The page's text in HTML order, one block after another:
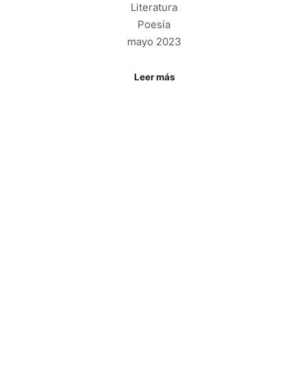
Literatura
Poesía
mayo 2023
Leer más